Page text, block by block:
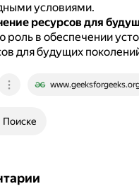
условиями.
ресурсов для
роль в обеспечении
для будущих
Поиске